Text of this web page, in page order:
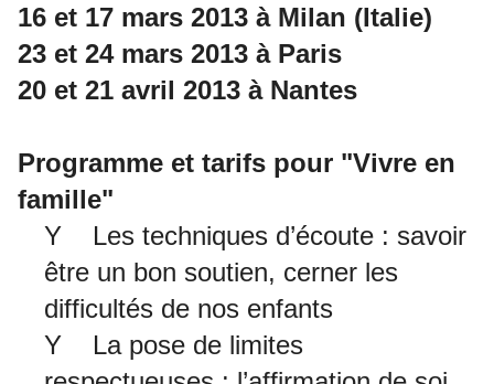
16 et 17 mars 2013 à Milan (Italie)
23 et 24 mars 2013 à Paris
20 et 21 avril 2013 à Nantes
Programme et tarifs pour "Vivre en
famille"
Y Les techniques d’écoute : savoir
être un bon soutien, cerner les
difficultés de nos enfants
Y La pose de limites